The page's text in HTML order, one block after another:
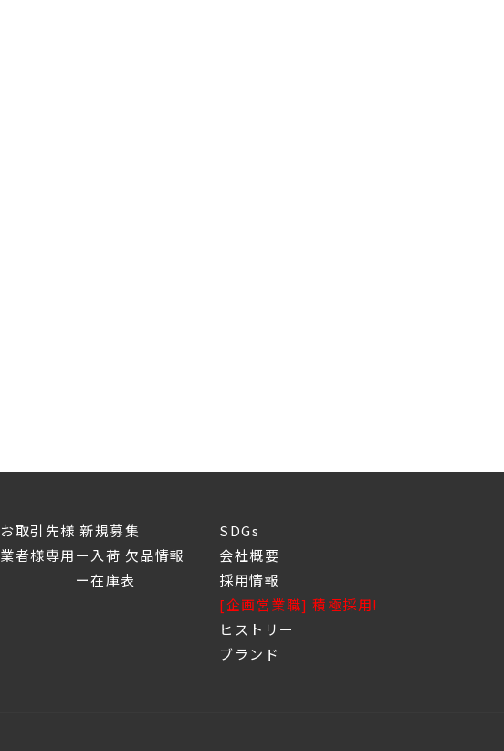
お取引先様 新規募集
業者様専用ー入荷 欠品情報
ー在庫表
SDGs
会社概要
採用情報
[企画営業職] 積極採用!
ヒストリー
ブランド